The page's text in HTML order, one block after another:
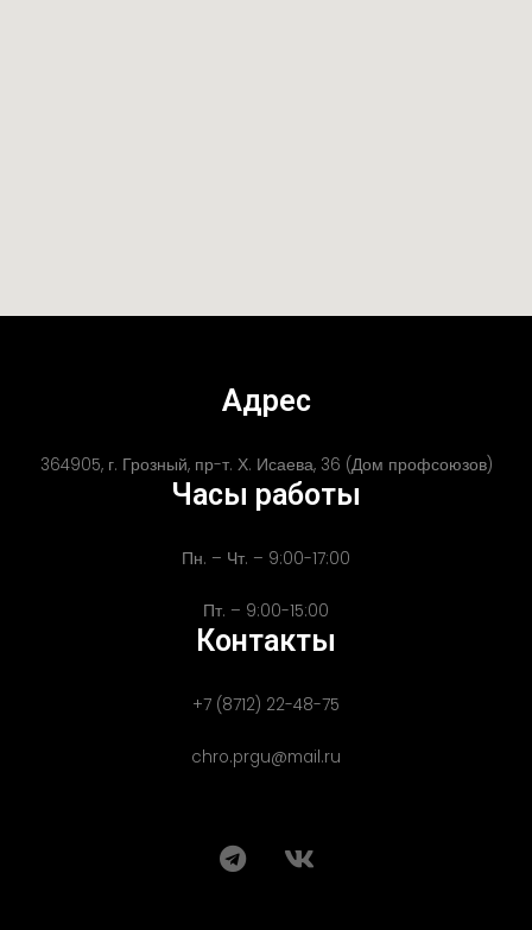
Адрес
364905, г. Грозный, пр-т. Х. Исаева, 36 (Дом профсоюзов)
Часы работы
Пн. – Чт. – 9:00-17:00
Пт. – 9:00-15:00
Контакты
+7 (8712) 22-48-75
chro.prgu@mail.ru